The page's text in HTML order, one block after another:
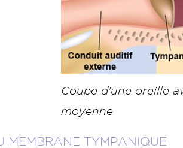
Coupe d'une oreille
moyenne
MEMBRANE TYMPANIQUE